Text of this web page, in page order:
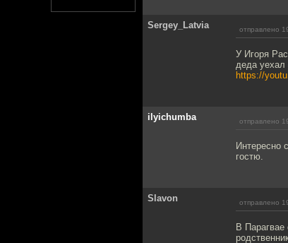
Sergey_Latvia отправлено
У Игоря
деда уехал
https://
ilyichumba отправлено
Интересно
гостю.
Slavon отправлено
В